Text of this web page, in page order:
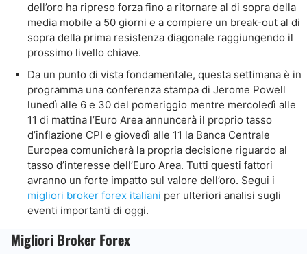
dell’oro ha ripreso forza fino a ritornare al di sopra della
media mobile a 50 giorni e a compiere un break-out al di
sopra della prima resistenza diagonale raggiungendo il
prossimo livello chiave.
Da un punto di vista fondamentale, questa settimana è in
programma una conferenza stampa di Jerome Powell
lunedì alle 6 e 30 del pomeriggio mentre mercoledì alle
11 di mattina l’Euro Area annuncerà il proprio tasso
d’inflazione CPI e giovedì alle 11 la Banca Centrale
Europea comunicherà la propria decisione riguardo al
tasso d’interesse dell’Euro Area. Tutti questi fattori
avranno un forte impatto sul valore dell’oro. Segui i
migliori broker forex italiani per ulteriori analisi sugli
eventi importanti di oggi.
Migliori Broker Forex